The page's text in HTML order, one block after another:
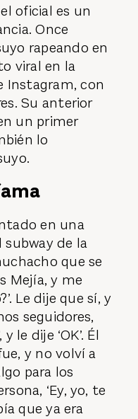
oficial es un
Once
rapeando en
viral en la
Instagram, con
Su anterior
un primer
lo
en una
de la
que se
Mejía, y me
Le dije que sí, y
seguidores,
le dije ‘OK’. Él
y no volví a
para los
‘Ey, yo, te
que ya era